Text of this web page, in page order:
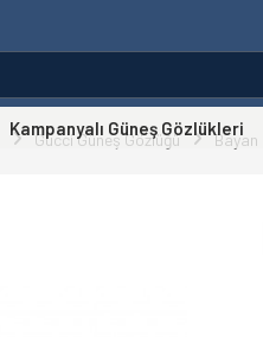
Kampanyalı Güneş Gözlükleri
Gucci Güneş Gözlüğü Bayan